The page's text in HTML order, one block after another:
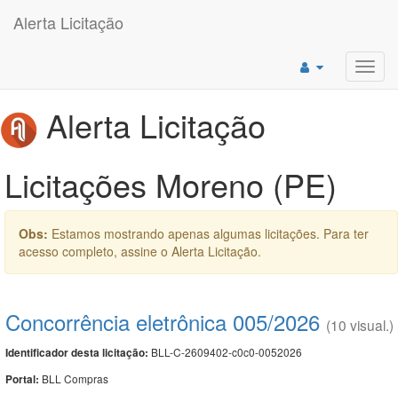
Alerta Licitação
Alerta Licitação
Licitações Moreno (PE)
Obs: Estamos mostrando apenas algumas licitações. Para ter
acesso completo, assine o Alerta Licitação.
Concorrência eletrônica 005/2026 (10 visual.)
Identificador desta licitação: BLL-C-2609402-c0c0-0052026
Portal: BLL Compras